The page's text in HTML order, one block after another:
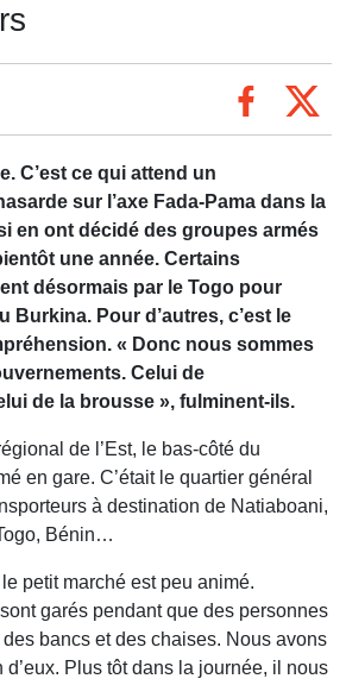
C’est ce qui attend un
sur l’axe Fada-Pama dans la
en ont décidé des groupes armés
une année. Certains
désormais par le Togo pour
Burkina. Pour d’autres, c’est le
« Donc nous sommes
Celui de
de la brousse », fulminent-ils.
de l’Est, le bas-côté du
en gare. C’était le quartier général
à destination de Natiaboani,
Bénin…
le petit marché est peu animé.
garés pendant que des personnes
bancs et des chaises. Nous avons
d’eux. Plus tôt dans la journée, il nous